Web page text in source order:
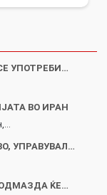
УПОТРЕБИ…
ВО ИРАН
УПРАВУВАЛ…
ЌЕ…